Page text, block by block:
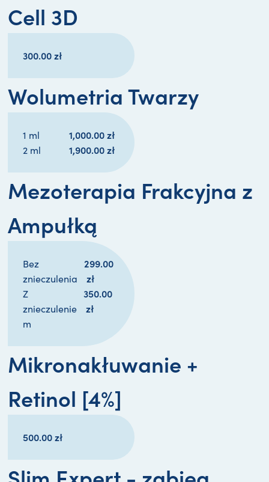
Cell 3D
300.00zł
Wolumetria Twarzy
1 ml 1,000.00 zł
2 ml 1,900.00 zł
Mezoterapia Frakcyjna z
Ampułką
Bez
znieczulenia
299.00
zł
Z
znieczulenie
m
350.00
zł
Mikronakłuwanie +
Retinol [4%]
500.00zł